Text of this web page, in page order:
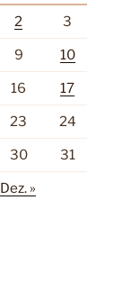
2 3
9 10
16 17
23 24
30 31
Dez. »